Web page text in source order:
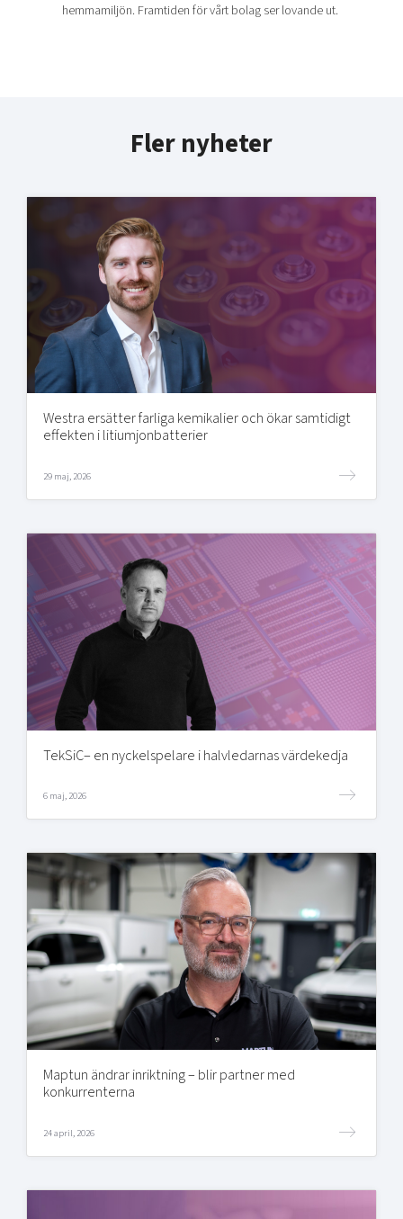
hemmamiljön. Framtiden för vårt bolag ser lovande ut.
Fler nyheter
Westra ersätter farliga kemikalier och ökar samtidigt
effekten i litiumjonbatterier
29 maj, 2026
TekSiC– en nyckelspelare i halvledarnas värdekedja
6 maj, 2026
Maptun ändrar inriktning – blir partner med
konkurrenterna
24 april, 2026